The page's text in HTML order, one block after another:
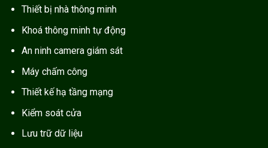
Thiết bị nhà thông minh
Khoá thông minh tự động
An ninh camera giám sát
Máy chấm công
Thiết kế hạ tầng mạng
Kiểm soát cửa
Lưu trữ dữ liệu